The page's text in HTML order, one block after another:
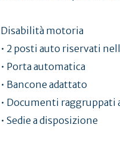
Disabilità motoria
• 2 posti auto riservati
• Porta automatica
• Bancone adattato
• Documenti raggruppati
• Sedie a disposizione